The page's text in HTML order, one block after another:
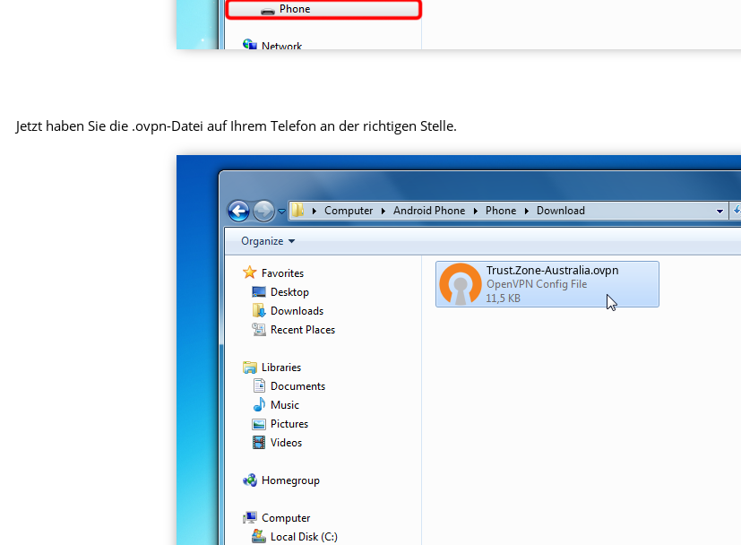
Jetzt haben Sie die .ovpn-Datei auf Ihrem Telefon an der richtigen Stelle.
Trust.Zone-Australia.ovpn